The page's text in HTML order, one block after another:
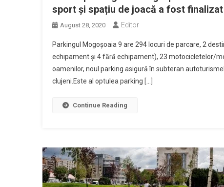
sport și spațiu de joacă a fost
August 28, 2020 Editor
Parkingul Mogoșoaia 9 are 294 locuri de parcare, 2
echipament și 4 fără echipament), 23 motocicletelor/
oamenilor, noul parking asigură în subteran
clujeni.Este al optulea parking […]
Continue Reading